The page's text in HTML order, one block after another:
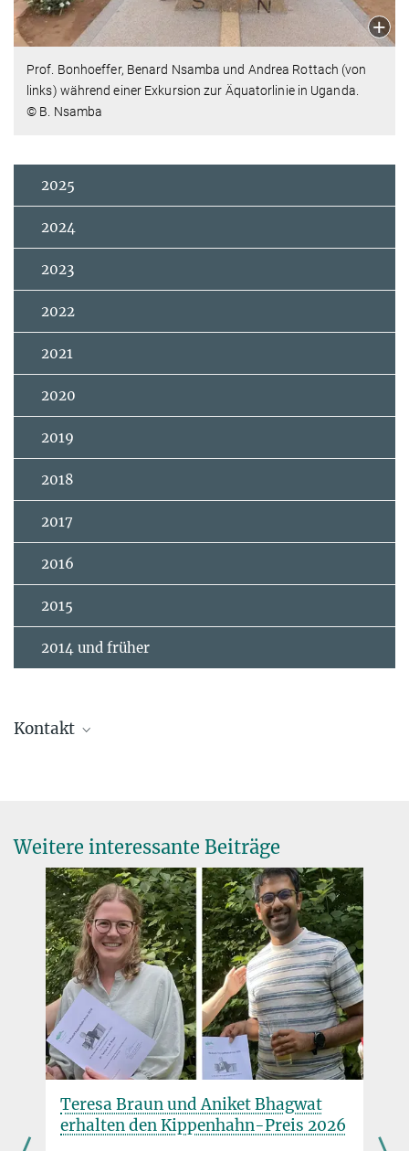
Prof. Bonhoeffer, Benard Nsamba und Andrea Rottach (von
links) während einer Exkursion zur Äquatorlinie in Uganda.
© B. Nsamba
2025
2024
2023
2022
2021
2020
2019
2018
2017
2016
2015
2014 und früher
Kontakt
de Mink, Selma E.
Geschäftsführender Direktor
2041
sedemink@...
Weitere interessante Beiträge
Teresa Braun und Aniket Bhagwat
erhalten den Kippenhahn-Preis 2026